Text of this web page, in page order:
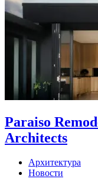
Paraiso
Architects
Архитектура
Новости